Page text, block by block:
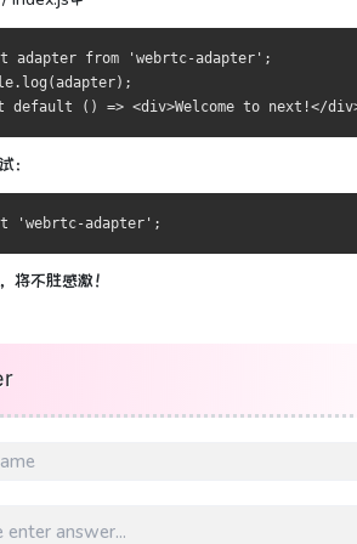
adapter from 'webrtc-adapter';
default () => <div>Welcome to next!</
：
将不胜感激！